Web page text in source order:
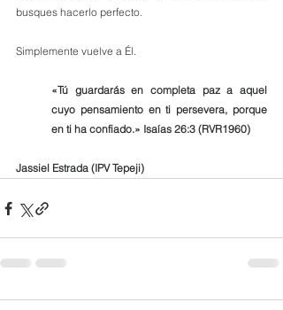
busques hacerlo perfecto.
Simplemente vuelve a Él.
«Tú guardarás en completa paz a aquel
cuyo pensamiento en ti persevera, porque
en ti ha confiado.» Isaías 26:3 (RVR1960)
Jassiel Estrada (IPV Tepeji)